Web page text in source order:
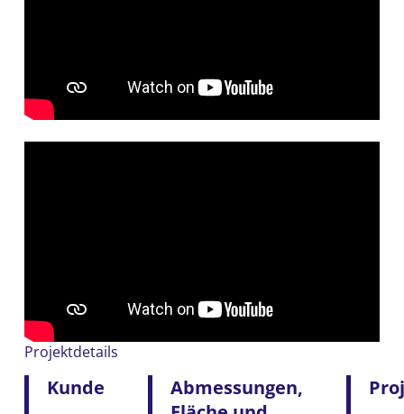
Projektdetails
Kunde
Abmessungen,